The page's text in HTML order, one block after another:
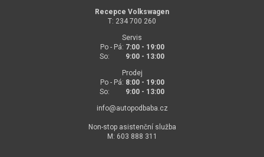
Recepce Volkswagen
T: 234 700 260
Servis
Po - Pá: 7:00 - 19:00
So: 9:00 - 13:00
Prodej
Po - Pá: 8:00 - 19:00
So: 9:00 - 13:00
info@autopodbaba.cz
Non-stop asistenční služba
M: 603 888 311